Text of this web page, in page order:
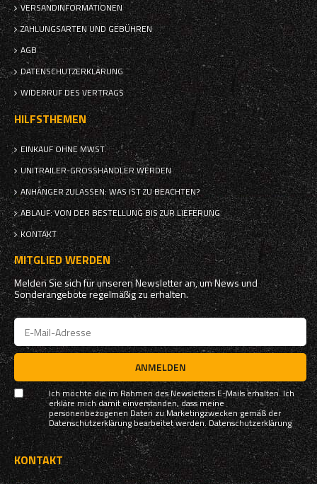
VERSANDINFORMATIONEN
ZAHLUNGSARTEN UND GEBÜHREN
AGB
DATENSCHUTZERKLÄRUNG
WIDERRUF DES VERTRAGS
HILFSTHEMEN
EINKAUF OHNE MWST.
UNITRAILER-GROSSHÄNDLER WERDEN
ANHÄNGER ZULASSEN: WAS IST ZU BEACHTEN?
ABLAUF: VON DER BESTELLUNG BIS ZUR LIEFERUNG
KONTAKT
MITGLIED WERDEN
Melden Sie sich für unseren Newsletter an, um News und
Sonderangebote regelmäßig zu erhalten.
ANMELDEN
Ich möchte die im Rahmen des Newsletters E-Mails erhalten. Ich
erkläre mich damit einverstanden, dass meine
personenbezogenen Daten zu Marketingzwecken gemäß der
Datenschutzerklärung bearbeitet werden.Datenschutzerklärung
KONTAKT